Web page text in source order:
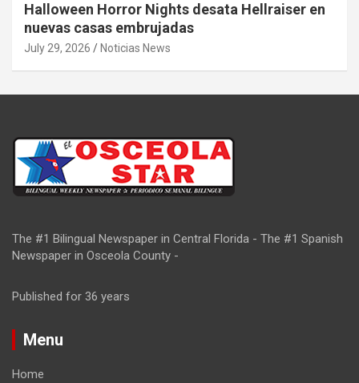
Halloween Horror Nights desata Hellraiser en
nuevas casas embrujadas
July 29, 2026 Noticias News
The #1 Bilingual Newspaper in Central Florida - The #1 Spanish
Newspaper in Osceola County -
Published for 36 years
Menu
Home